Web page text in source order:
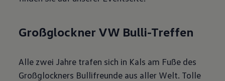
Großglockner VW Bulli-Treffen
Alle zwei Jahre trafen sich in Kals am Fuße des
Großglockners Bullifreunde aus aller Welt. Tolle